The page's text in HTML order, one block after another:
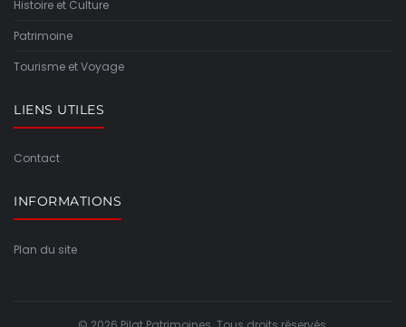
Histoire et Culture
Patrimoine
Tourisme et Voyage
LIENS UTILES
Contact
INFORMATIONS
Plan du site